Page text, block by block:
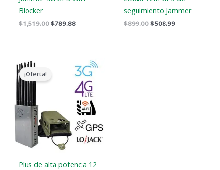
Blocker
$1,519.00$789.88
seguimiento Jammer
$899.00$508.99
¡Oferta!
Plus de alta potencia 12
Gama
de
precios:
$569.99
a
$699.88